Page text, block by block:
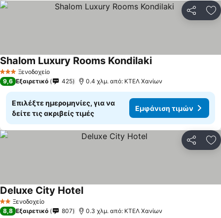
3 ΑστέριαΞενοδοχείο
Shalom Luxury Rooms KondilakiΕμφάνιση τιμών
9,6 Εξαιρετικό 425 0.4 χλμ. από: ΚΤΕΛ Χανίων
Επιλέξτε ημερομηνίες, για να
δείτε τις ακριβείς τιμές
Εμφάνιση τιμών
2 ΑστέριαΞενοδοχείο
Deluxe City HotelΕμφάνιση τιμών
8,8 Εξαιρετικό 807 0.3 χλμ. από: ΚΤΕΛ Χανίων